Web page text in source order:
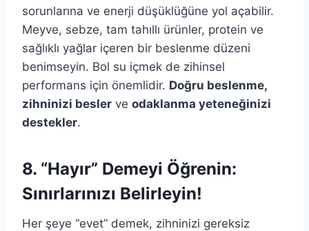
sorunlarına ve enerji düşüklüğüne yol açabilir.
Meyve, sebze, tam tahıllı ürünler, protein ve
sağlıklı yağlar içeren bir beslenme düzeni
benimseyin. Bol su içmek de zihinsel
performans için önemlidir. Doğru beslenme,
zihninizi besler ve odaklanma yeteneğinizi
destekler.
8. “Hayır” Demeyi Öğrenin:
Sınırlarınızı Belirleyin!
Her şeye “evet” demek, zihninizi gereksiz